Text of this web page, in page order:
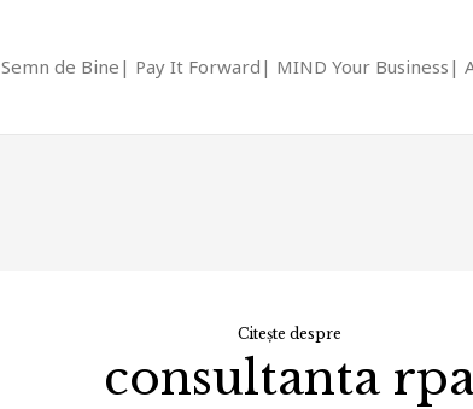
Semn de Bine Pay It Forward MIND Your Business
Citește despre
consultanta